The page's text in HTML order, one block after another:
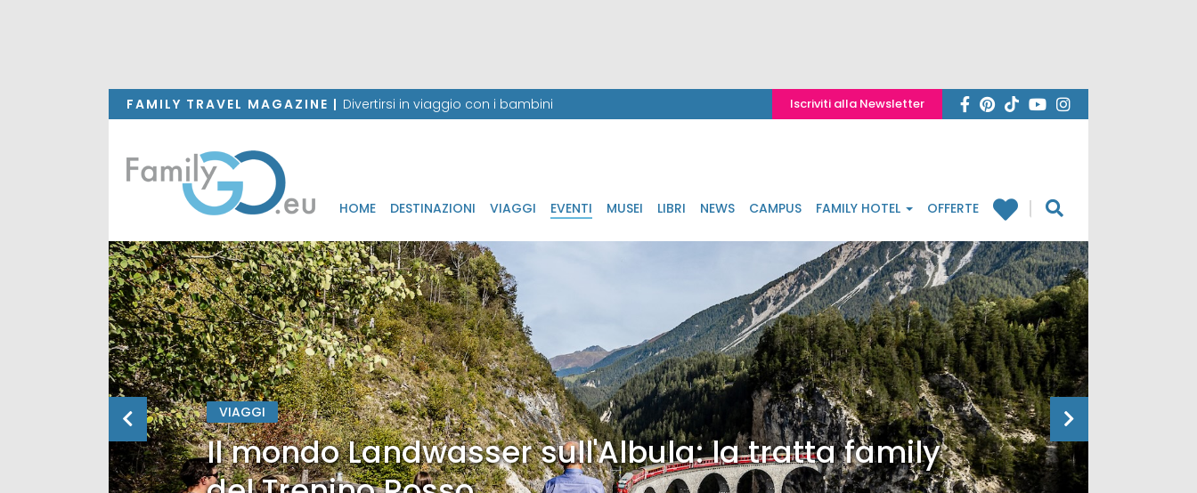
FAMILY TRAVEL MAGAZINE | Divertirsi in viaggio con i bambini Iscriviti alla Newsletter
HOME DESTINAZIONI VIAGGI EVENTI MUSEI LIBRI NEWS CAMPUS FAMILY HOTEL OFFERTE
VIAGGI
Il mondo Landwasser sull'Albula: la tratta family